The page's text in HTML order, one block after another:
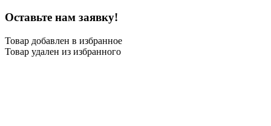
Оставьте нам заявку!
Товар добавлен в избранное
Товар удален из избранного